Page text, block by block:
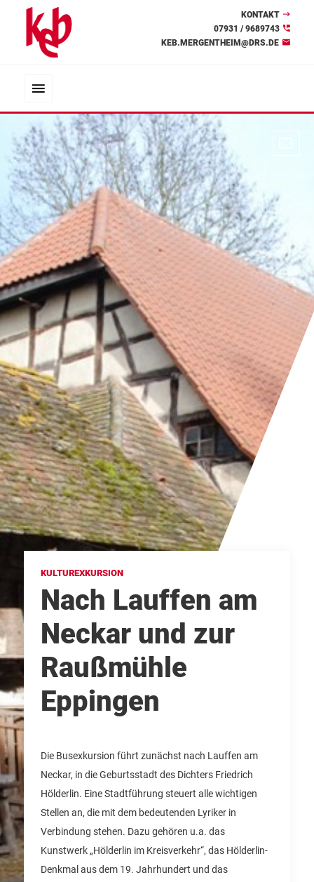
KONTAKT
07931 / 9689743
KEB.MERGENTHEIM@DRS.DE
KULTUREXKURSION
Nach Lauffen am
Neckar und zur
Raußmühle
Eppingen
Die Busexkursion führt zunächst nach Lauffen am
Neckar, in die Geburtsstadt des Dichters Friedrich
Hölderlin. Eine Stadtführung steuert alle wichtigen
Stellen an, die mit dem bedeutenden Lyriker in
Verbindung stehen. Dazu gehören u.a. das
Kunstwerk „Hölderlin im Kreisverkehr“, das Hölderlin-
Denkmal aus dem 19. Jahrhundert und das